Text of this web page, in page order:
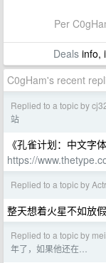
Per
Dealsinfo,
C0gHam's recent
Replied to a topic by
站
《孔雀计划：中文字
https://
Replied to a topic by
整天想着火星不如放
Replied to a topic by
年了，如果他还在…